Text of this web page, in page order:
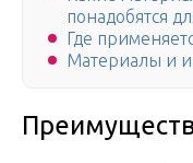
понадобятся
Где
Материалы и